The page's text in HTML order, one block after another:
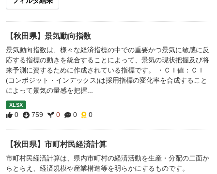
【秋田県】景気動向指数
景気動向指数は、様々な経済指標の中での重要かつ景気に敏感に反
応する指標の動きを統合することによって、景気の現状把握及び将
来予測に資するために作成されている指標です。 ・ＣＩ値：ＣＩ
(コンポジット・インデックス)は採用指標の変化率を合成すること
によって景気の量感を把握...
XLSX
0 759 0 0 0
【秋田県】市町村民経済計算
市町村民経済計算は、県内市町村の経済活動を生産・分配の二面か
らとらえ、経済規模や産業構造等を明らかにするものです。